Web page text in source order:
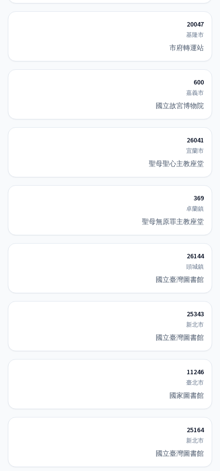
20047
基隆市
市府轉運站
600
嘉義市
國立故宮博物院
26041
宜蘭市
聖母聖心主教座堂
369
卓蘭鎮
聖母無原罪主教座堂
26144
頭城鎮
國立臺灣圖書館
25343
新北市
國立臺灣圖書館
11246
臺北市
國家圖書館
25164
新北市
國立臺灣圖書館